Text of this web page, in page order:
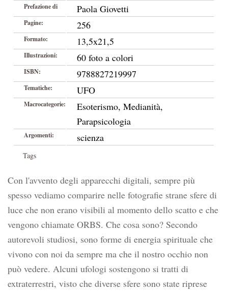
Prefazione di Paola Giovetti
Pagine: 256
Formato: 13,5x21,5
Illustrazioni: 60 foto a colori
ISBN: 9788827219997
Tematiche: UFO
Macrocategorie:
Esoterismo, Medianità,
Parapsicologia
Argomenti: scienza
Tags
Con l'avvento degli apparecchi digitali, sempre più
spesso vediamo comparire nelle fotografie strane sfere di
luce che non erano visibili al momento dello scatto e che
vengono chiamate ORBS. Che cosa sono? Secondo
autorevoli studiosi, sono forme di energia spirituale che
vivono con noi da sempre ma che il nostro occhio non
può vedere. Alcuni ufologi sostengono si tratti di
extraterrestri, visto che diverse sfere sono state riprese